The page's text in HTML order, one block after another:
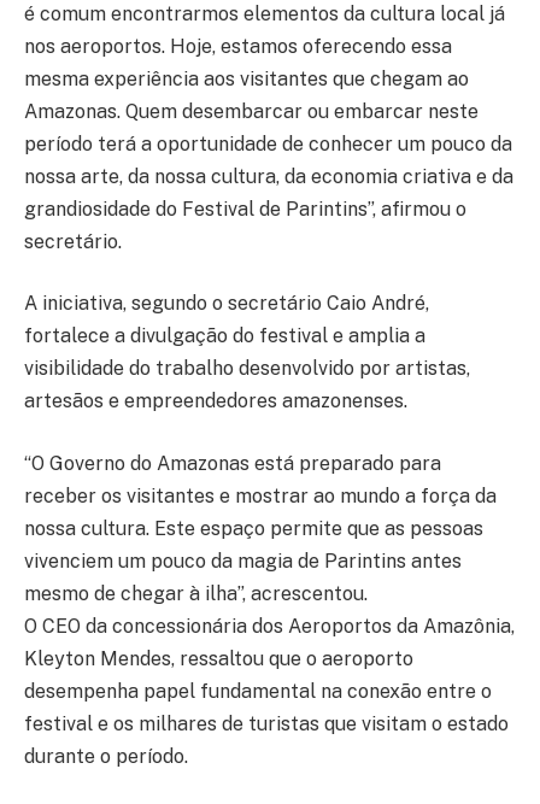
é comum encontrarmos elementos da cultura local já
nos aeroportos. Hoje, estamos oferecendo essa
mesma experiência aos visitantes que chegam ao
Amazonas. Quem desembarcar ou embarcar neste
período terá a oportunidade de conhecer um pouco da
nossa arte, da nossa cultura, da economia criativa e da
grandiosidade do Festival de Parintins”, afirmou o
secretário.
A iniciativa, segundo o secretário Caio André,
fortalece a divulgação do festival e amplia a
visibilidade do trabalho desenvolvido por artistas,
artesãos e empreendedores amazonenses.
“O Governo do Amazonas está preparado para
receber os visitantes e mostrar ao mundo a força da
nossa cultura. Este espaço permite que as pessoas
vivenciem um pouco da magia de Parintins antes
mesmo de chegar à ilha”, acrescentou.
O CEO da concessionária dos Aeroportos da Amazônia,
Kleyton Mendes, ressaltou que o aeroporto
desempenha papel fundamental na conexão entre o
festival e os milhares de turistas que visitam o estado
durante o período.